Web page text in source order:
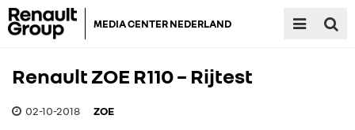
MEDIA CENTER NEDERLAND
Renault ZOE R110 – Rijtest
02-10-2018 ZOE